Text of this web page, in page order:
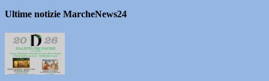
Ultime notizie MarcheNews24